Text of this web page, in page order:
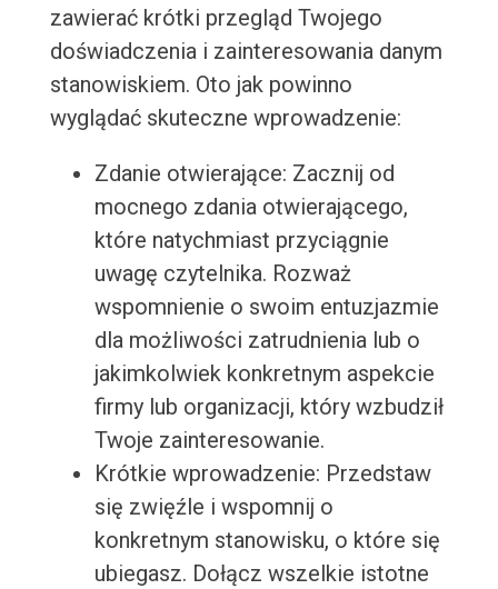
zawierać krótki przegląd Twojego
doświadczenia i zainteresowania danym
stanowiskiem. Oto jak powinno
wyglądać skuteczne wprowadzenie:
Zdanie otwierające: Zacznij od
mocnego zdania otwierającego,
które natychmiast przyciągnie
uwagę czytelnika. Rozważ
wspomnienie o swoim entuzjazmie
dla możliwości zatrudnienia lub o
jakimkolwiek konkretnym aspekcie
firmy lub organizacji, który wzbudził
Twoje zainteresowanie.
Krótkie wprowadzenie: Przedstaw
się zwięźle i wspomnij o
konkretnym stanowisku, o które się
ubiegasz. Dołącz wszelkie istotne